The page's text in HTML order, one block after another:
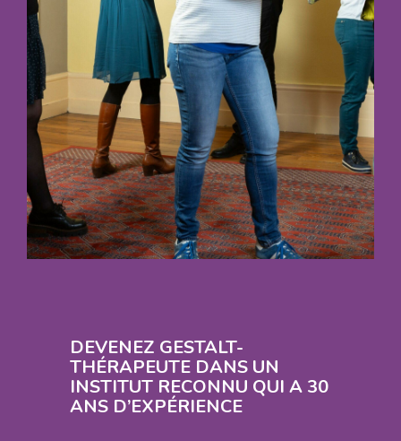
DEVENEZ GESTALT-
THÉRAPEUTE DANS UN
INSTITUT RECONNU QUI A 30
ANS D’EXPÉRIENCE